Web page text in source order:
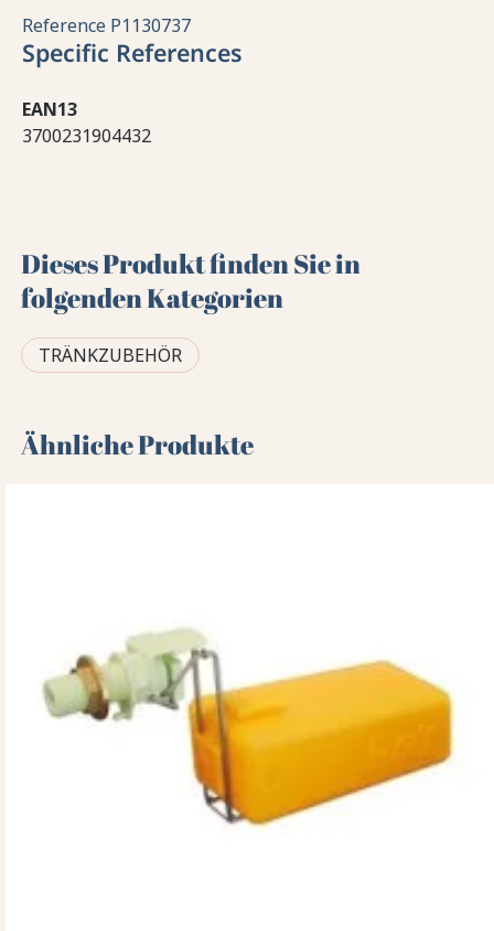
Reference P1130737
Specific References
EAN13
3700231904432
Dieses Produkt finden Sie in
folgenden Kategorien
TRÄNKZUBEHÖR
Ähnliche Produkte